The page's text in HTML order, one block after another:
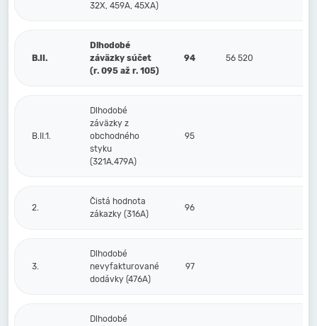
32X, 459A, 45XA)
B.II.
Dlhodobé
záväzky súčet
(r. 095 až r. 105)
94 56 520
B.II.1.
Dlhodobé
záväzky z
obchodného
styku
(321A,479A)
95
2.
Čistá hodnota
zákazky (316A)
96
3.
Dlhodobé
nevyfakturované
dodávky (476A)
97
Dlhodobé